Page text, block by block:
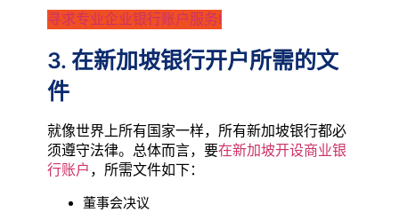
寻求专业企业银行账户服务!
3. 在新加坡银行开户所需的文
件
就像世界上所有国家一样，所有新加坡银行都必
须遵守法律。总体而言，要在新加坡开设商业银
行账户 ，所需文件如下：
董事会决议